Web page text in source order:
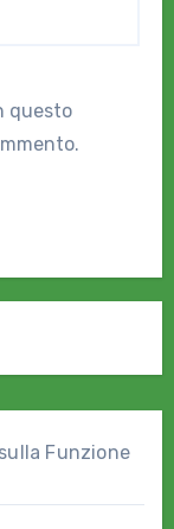
questo
Funzione